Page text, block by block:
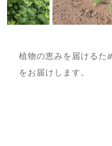
植物の恵みを届けるた
をお届けします。